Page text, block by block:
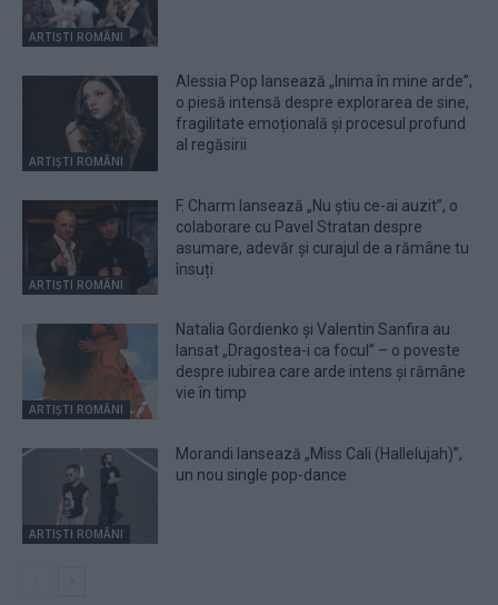
ARTIȘTI ROMÂNI
ARTIȘTI ROMÂNI
Alessia Pop lansează „Inima în mine arde”,
o piesă intensă despre explorarea de sine,
fragilitate emoțională și procesul profund
al regăsirii
ARTIȘTI ROMÂNI
F. Charm lansează „Nu știu ce-ai auzit”, o
colaborare cu Pavel Stratan despre
asumare, adevăr și curajul de a rămâne tu
însuți
ARTIȘTI ROMÂNI
Natalia Gordienko și Valentin Sanfira au
lansat „Dragostea-i ca focul” – o poveste
despre iubirea care arde intens și rămâne
vie în timp
ARTIȘTI ROMÂNI
Morandi lansează „Miss Cali (Hallelujah)”,
un nou single pop-dance